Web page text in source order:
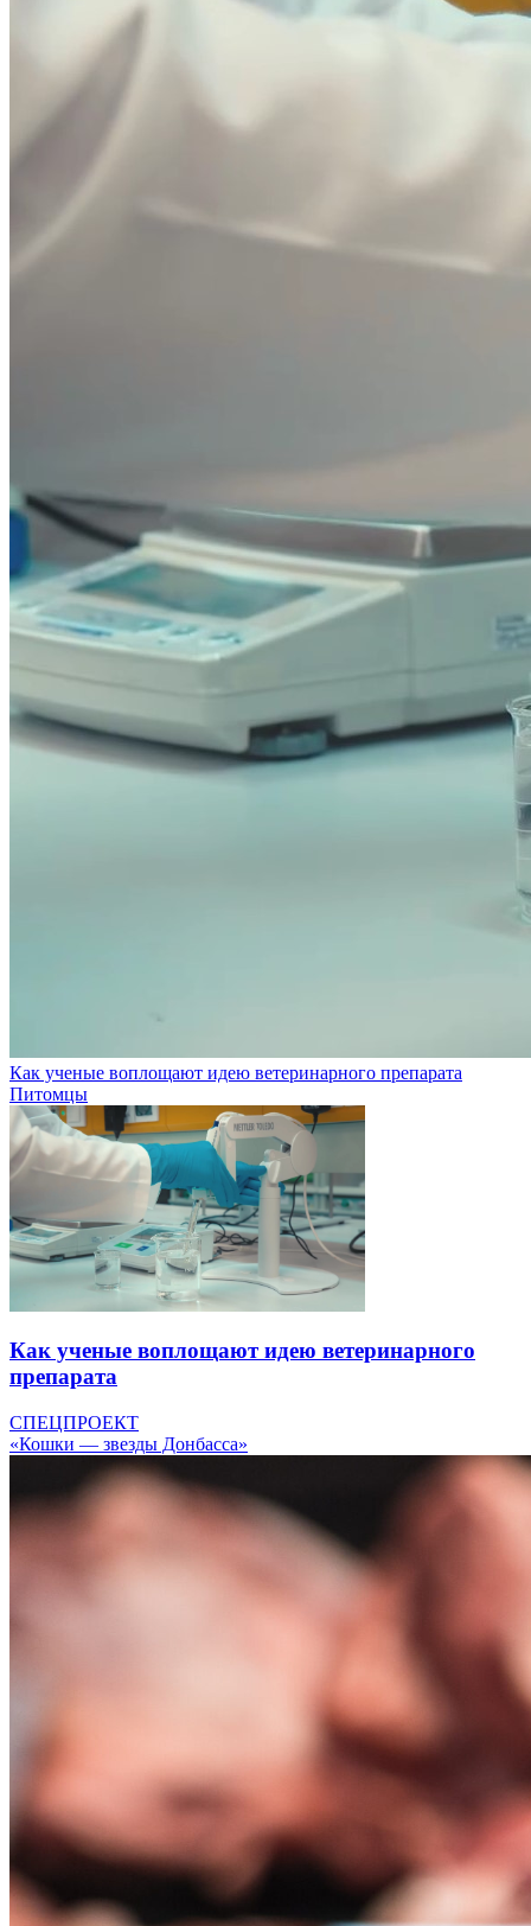
Как ученые воплощают идею ветеринарного препарата
Питомцы
Как ученые воплощают идею ветеринарного
препарата
СПЕЦПРОЕКТ
«Кошки — звезды Донбасса»